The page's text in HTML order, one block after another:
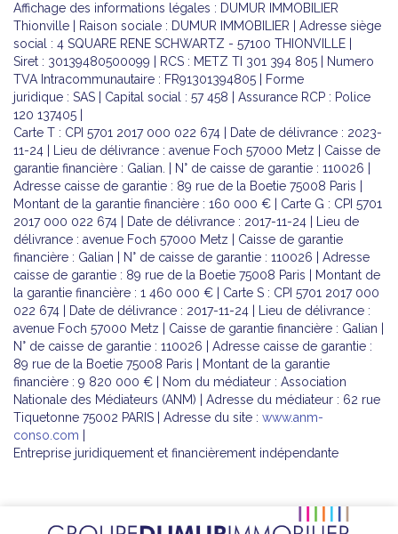
Affichage des informations légales : DUMUR IMMOBILIER
Thionville | Raison sociale : DUMUR IMMOBILIER | Adresse siège
social : 4 SQUARE RENE SCHWARTZ - 57100 THIONVILLE |
Siret : 30139480500099 | RCS : METZ TI 301 394 805 | Numero
TVA Intracommunautaire : FR91301394805 | Forme
juridique : SAS | Capital social : 57 458 | Assurance RCP : Police
120 137405 |
Carte T : CPI 5701 2017 000 022 674 | Date de délivrance : 2023-
11-24 | Lieu de délivrance : avenue Foch 57000 Metz | Caisse de
garantie financière : Galian. | N° de caisse de garantie : 110026 |
Adresse caisse de garantie : 89 rue de la Boetie 75008 Paris |
Montant de la garantie financière : 160 000 € | Carte G : CPI 5701
2017 000 022 674 | Date de délivrance : 2017-11-24 | Lieu de
délivrance : avenue Foch 57000 Metz | Caisse de garantie
financière : Galian | N° de caisse de garantie : 110026 | Adresse
caisse de garantie : 89 rue de la Boetie 75008 Paris | Montant de
la garantie financière : 1 460 000 € | Carte S : CPI 5701 2017 000
022 674 | Date de délivrance : 2017-11-24 | Lieu de délivrance :
avenue Foch 57000 Metz | Caisse de garantie financière : Galian |
N° de caisse de garantie : 110026 | Adresse caisse de garantie :
89 rue de la Boetie 75008 Paris | Montant de la garantie
financière : 9 820 000 € | Nom du médiateur : Association
Nationale des Médiateurs (ANM) | Adresse du médiateur : 62 rue
Tiquetonne 75002 PARIS | Adresse du site : www.anm-
conso.com
Entreprise juridiquement et financièrement indépendante